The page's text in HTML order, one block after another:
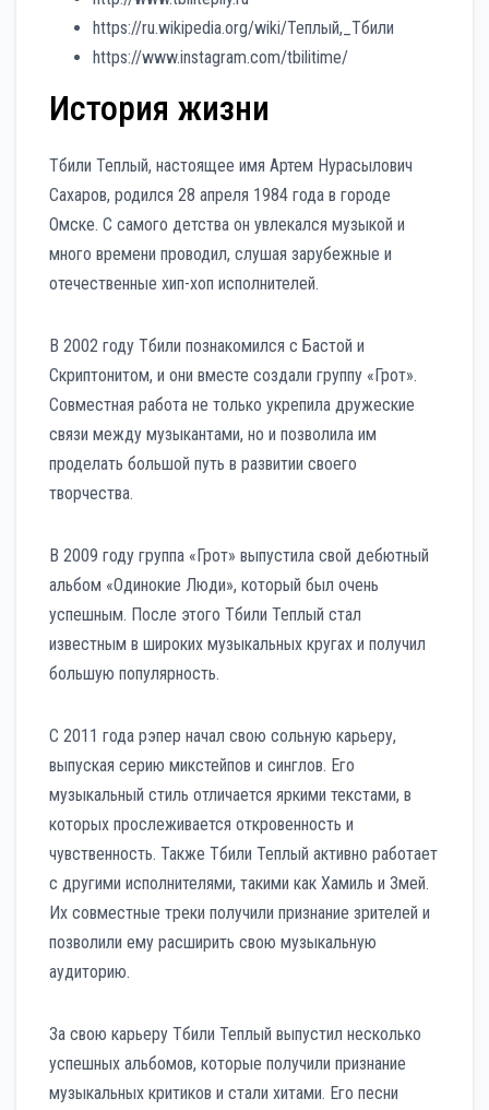
https://ru.wikipedia.org/wiki/Теплый,_Тбили
https://www.instagram.com/tbilitime/
История жизни
Тбили Теплый, настоящее имя Артем Нурасылович
Сахаров, родился 28 апреля 1984 года в городе
Омске. С самого детства он увлекался музыкой и
много времени проводил, слушая зарубежные и
отечественные хип-хоп исполнителей.
В 2002 году Тбили познакомился с Бастой и
Скриптонитом, и они вместе создали группу «Грот».
Совместная работа не только укрепила дружеские
связи между музыкантами, но и позволила им
проделать большой путь в развитии своего
творчества.
В 2009 году группа «Грот» выпустила свой дебютный
альбом «Одинокие Люди», который был очень
успешным. После этого Тбили Теплый стал
известным в широких музыкальных кругах и получил
большую популярность.
С 2011 года рэпер начал свою сольную карьеру,
выпуская серию микстейпов и синглов. Его
музыкальный стиль отличается яркими текстами, в
которых прослеживается откровенность и
чувственность. Также Тбили Теплый активно работает
с другими исполнителями, такими как Хамиль и Змей.
Их совместные треки получили признание зрителей и
позволили ему расширить свою музыкальную
аудиторию.
За свою карьеру Тбили Теплый выпустил несколько
успешных альбомов, которые получили признание
музыкальных критиков и стали хитами. Его песни